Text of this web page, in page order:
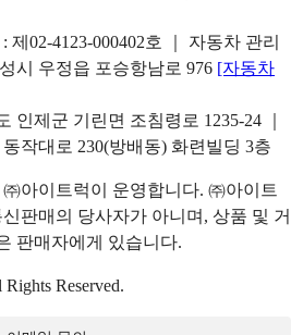
02-4123-000402호 ｜ 자동차 관리
시 우정읍 포승항남로 976 [자동차
인제군 기린면 조침령로 1235-24 ｜
작대로 230(방배동) 화련빌딩 3층
아이트럭이 운영합니다. ㈜아이트
판매의 당사자가 아니며, 상품 및 거
판매자에게 있습니다.
Reserved.